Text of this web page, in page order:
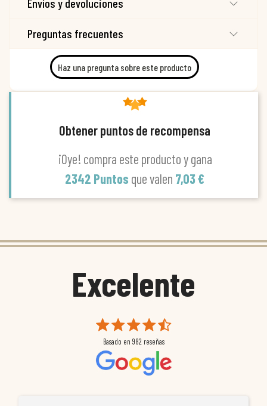
Envíos y devoluciones
Preguntas frecuentes
Haz una pregunta sobre este producto
Obtener puntos de recompensa
¡Oye! compra este producto y gana
2342 Puntos que valen 7,03 €
Excelente
Basado en 982 reseñas